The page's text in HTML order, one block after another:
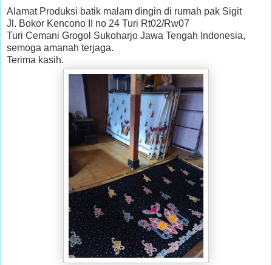
Alamat Produksi batik malam dingin di rumah pak Sigit
Jl. Bokor Kencono II no 24 Turi Rt02/Rw07
Turi Cemani Grogol Sukoharjo Jawa Tengah Indonesia,
semoga amanah terjaga.
Terima kasih.